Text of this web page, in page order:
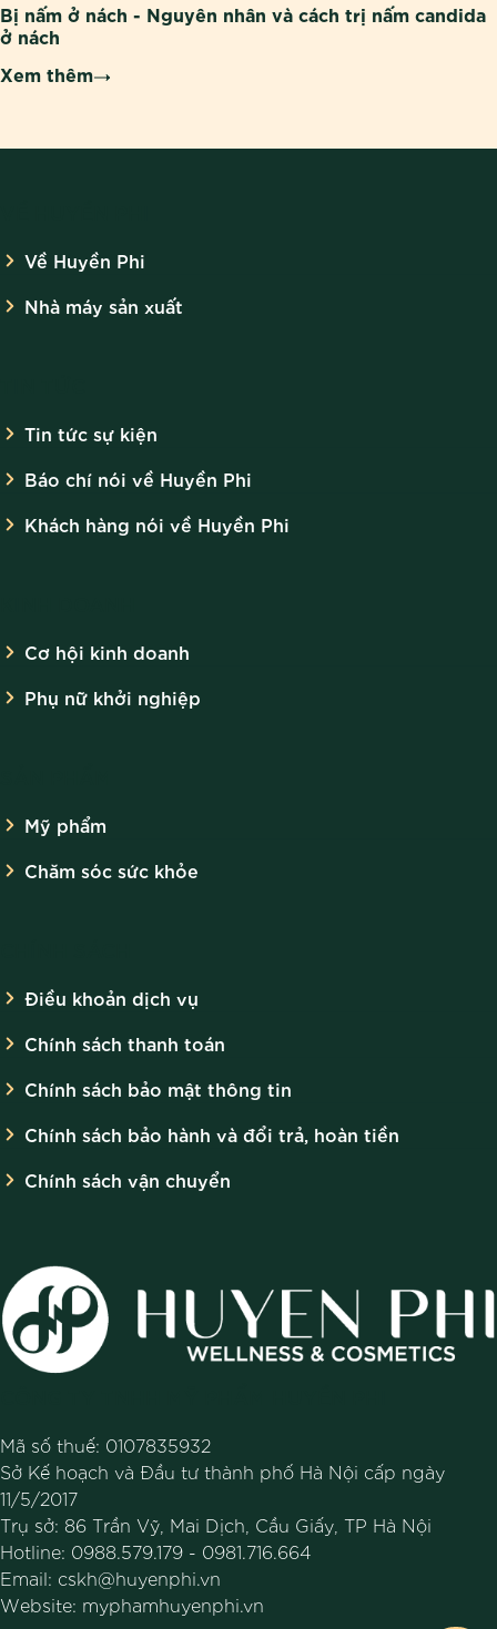
Bị nấm ở nách - Nguyên nhân và cách trị nấm candida
ở nách
Xem thêm
Về Huyền Phi
Nhà máy sản xuất
Tin tức sự kiện
Báo chí nói về Huyền Phi
Khách hàng nói về Huyền Phi
Cơ hội kinh doanh
Phụ nữ khởi nghiệp
Mỹ phẩm
Chăm sóc sức khỏe
Điều khoản dịch vụ
Chính sách thanh toán
Chính sách bảo mật thông tin
Chính sách bảo hành và đổi trả, hoàn tiền
Chính sách vận chuyển
Mã số thuế: 0107835932
Sở Kế hoạch và Đầu tư thành phố Hà Nội cấp ngày
11/5/2017
Trụ sở: 86 Trần Vỹ, Mai Dịch, Cầu Giấy, TP Hà Nội
Hotline: 0988.579.179 - 0981.716.664
Email: cskh@huyenphi.vn
Website: myphamhuyenphi.vn